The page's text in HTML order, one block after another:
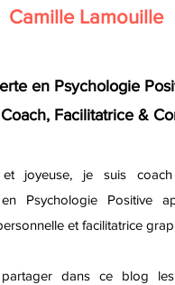
Camille Lamouille
en Psychologie
Facilitatrice &
et joyeuse, je suis
Psychologie Positive
et facilitatrice
dans ce blog